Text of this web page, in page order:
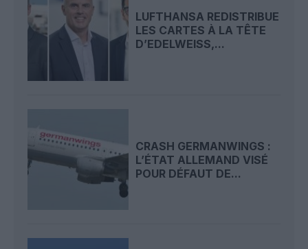
LUFTHANSA REDISTRIBUE
LES CARTES À LA TÊTE
D’EDELWEISS,...
CRASH GERMANWINGS :
L’ÉTAT ALLEMAND VISÉ
POUR DÉFAUT DE...